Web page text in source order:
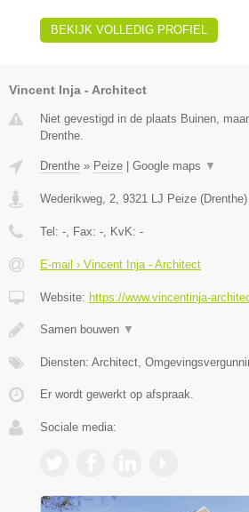
BEKIJK VOLLEDIG PROFIEL
Vincent Inja - Architect
Niet gevestigd in de plaats Buinen,
Drenthe.
Drenthe » Peize Google maps ▼
Wederikweg, 2 9321 LJ Peize (Drenthe)
Tel: - , Fax: - , KvK: -
E-mail › Vincent Inja - Architect
Website: https://www.vincentinja-
Samen bouwen ▼
Diensten: Architect,
Er wordt gewerkt op afspraak.
Sociale media: